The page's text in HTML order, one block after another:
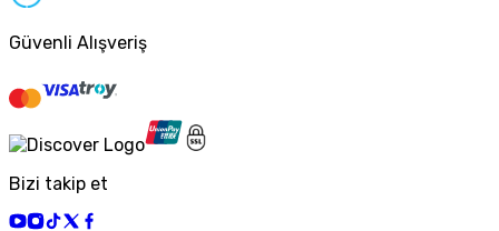
Güvenli Alışveriş
Bizi takip et